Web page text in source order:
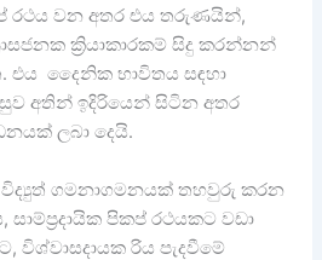
රථය වන අතර එය තරුණයින්,
ක්‍රියාකාරකම් සිදු කරන්නන්
එය දෛනික භාවිතය සඳහා
අතින් ඉදිරියෙන් සිටින අතර
ලබා දෙයි.
ගමනාගමනයක් තහවුරු කරන
සාම්ප්‍රදායික පිකප් රථයකට වඩා
විශ්වාසදායක රිය පැදවීමේ